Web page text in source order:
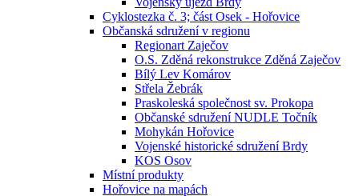
Cyklostezka č. 3; část Osek - Hořovice
Občanská sdružení v regionu
Regionart Zaječov
O.S. Zděná rekonstrukce Zděná Zaječov
Bílý Lev Komárov
Střela Žebrák
Praskoleská společnost sv. Prokopa
Občanské sdružení NUDLE Točník
Mohykán Hořovice
Vojenské historické sdružení Brdy
KOS Osov
Místní produkty
Hořovice na mapách